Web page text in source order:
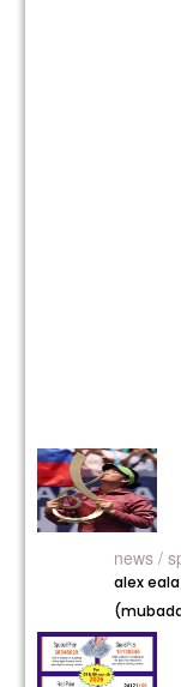
news /
alex